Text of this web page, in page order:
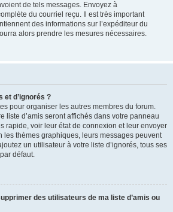
de tels messages. Envoyez à
du courriel reçu. Il est très important
des informations sur l’expéditeur du
alors prendre les mesures nécessaires.
et d’ignorés ?
pour organiser les autres membres du forum.
liste d’amis seront affichés dans votre panneau
rapide, voir leur état de connexion et leur envoyer
les thèmes graphiques, leurs messages peuvent
un utilisateur à votre liste d’ignorés, tous ses
défaut.
des utilisateurs de ma liste d’amis ou